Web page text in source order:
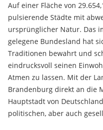
Auf einer Fläche von
pulsierende Städte mit
ursprünglicher Natur. Das
gelegene Bundesland hat
Traditionen bewahrt und
eindrucksvoll seinen
Atmen zu lassen. Mit der
Brandenburg direkt an die
Hauptstadt von
politischen, aber auch